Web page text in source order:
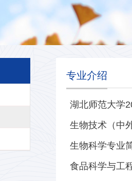
专业介绍
湖北师范大学
生物技术（中
生物科学专业
食品科学与工